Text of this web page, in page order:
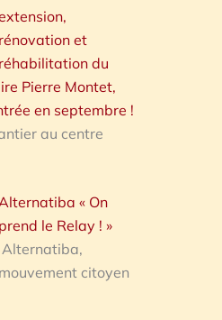
rénovation et
réhabilitation du
Pierre Montet,
en septembre !
au centre
Alternatiba « On
prend le Relay ! »
Alternatiba,
mouvement citoyen